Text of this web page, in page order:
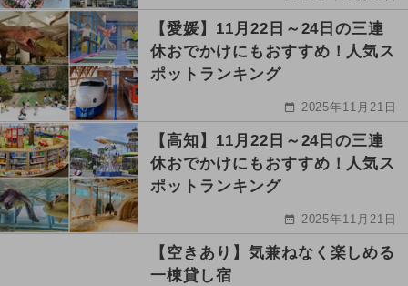
【愛媛】11月22日～24日の三連
休おでかけにもおすすめ！人気ス
ポットランキング
2025年11月21日
【高知】11月22日～24日の三連
休おでかけにもおすすめ！人気ス
ポットランキング
2025年11月21日
【空きあり】気兼ねなく楽しめる
一棟貸し宿